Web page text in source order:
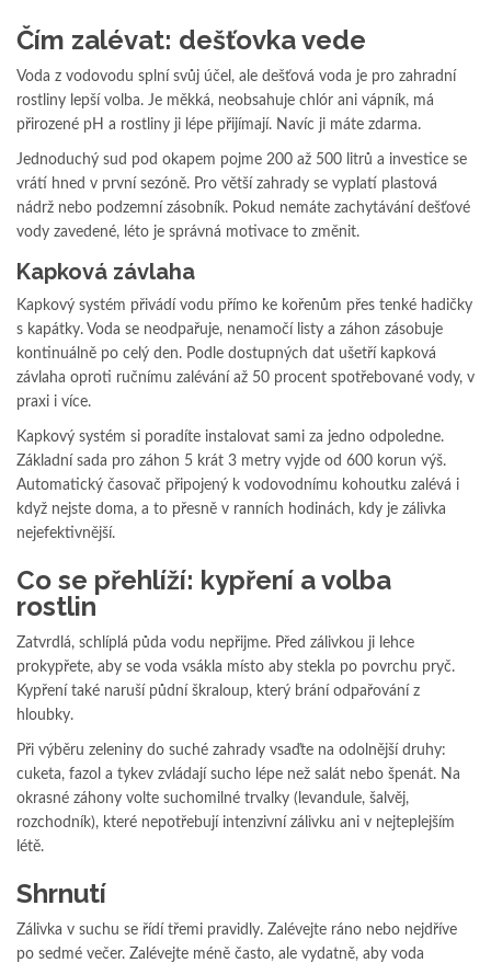
Čím zalévat: dešťovka vede
Voda z vodovodu splní svůj účel, ale dešťová voda je pro zahradní
rostliny lepší volba. Je měkká, neobsahuje chlór ani vápník, má
přirozené pH a rostliny ji lépe přijímají. Navíc ji máte zdarma.
Jednoduchý sud pod okapem pojme 200 až 500 litrů a investice se
vrátí hned v první sezóně. Pro větší zahrady se vyplatí plastová
nádrž nebo podzemní zásobník. Pokud nemáte zachytávání dešťové
vody zavedené, léto je správná motivace to změnit.
Kapková závlaha
Kapkový systém přivádí vodu přímo ke kořenům přes tenké hadičky
s kapátky. Voda se neodpařuje, nenamočí listy a záhon zásobuje
kontinuálně po celý den. Podle dostupných dat ušetří kapková
závlaha oproti ručnímu zalévání až 50 procent spotřebované vody, v
praxi i více.
Kapkový systém si poradíte instalovat sami za jedno odpoledne.
Základní sada pro záhon 5 krát 3 metry vyjde od 600 korun výš.
Automatický časovač připojený k vodovodnímu kohoutku zalévá i
když nejste doma, a to přesně v ranních hodinách, kdy je zálivka
nejefektivnější.
Co se přehlíží: kypření a volba
rostlin
Zatvrdlá, schlíplá půda vodu nepřijme. Před zálivkou ji lehce
prokypřete, aby se voda vsákla místo aby stekla po povrchu pryč.
Kypření také naruší půdní škraloup, který brání odpařování z
hloubky.
Při výběru zeleniny do suché zahrady vsaďte na odolnější druhy:
cuketa, fazol a tykev zvládají sucho lépe než salát nebo špenát. Na
okrasné záhony volte suchomilné trvalky (levandule, šalvěj,
rozchodník), které nepotřebují intenzivní zálivku ani v nejteplejším
létě.
Shrnutí
Zálivka v suchu se řídí třemi pravidly. Zalévejte ráno nebo nejdříve
po sedmé večer. Zalévejte méně často, ale vydatně, aby voda